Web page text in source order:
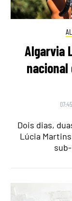
Algarvia
nacional
Dois dias,
Lúcia